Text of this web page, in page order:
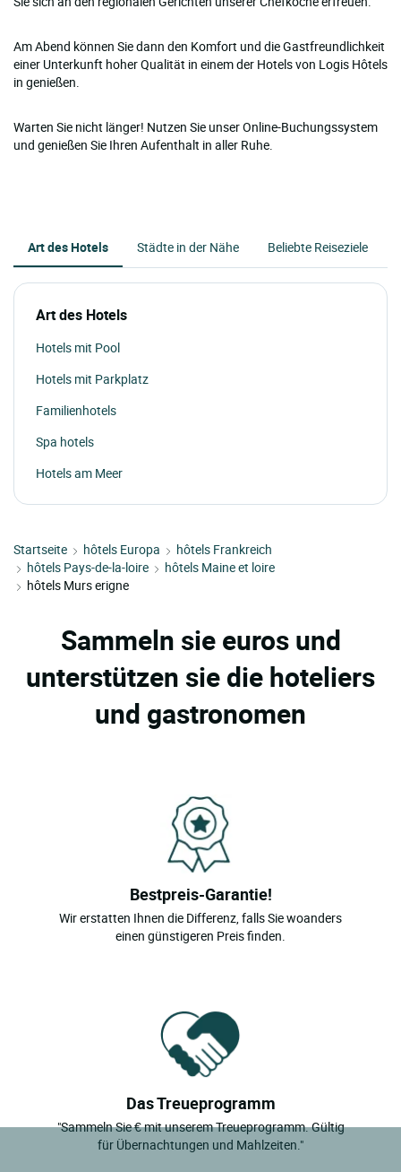
Am Abend können Sie dann den Komfort und die Gastfreundlichkeit
einer Unterkunft hoher Qualität in einem der Hotels von Logis Hôtels
in genießen.
Warten Sie nicht länger! Nutzen Sie unser Online-Buchungssystem
und genießen Sie Ihren Aufenthalt in aller Ruhe.
Art des Hotels Städte in der Nähe Beliebte Reiseziele
Art des Hotels
Hotels mit Pool
Hotels mit Parkplatz
Familienhotels
Spa hotels
Hotels am Meer
Startseite hôtels Europa
hôtels Frankreich
hôtels Pays-de-la-loire
hôtels Maine et loire
hôtels Murs erigne
Sammeln sie euros und
unterstützen sie die hoteliers
und gastronomen
Bestpreis-Garantie!
Wir erstatten Ihnen die Differenz, falls Sie woanders
einen günstigeren Preis finden.
Das Treueprogramm
"Sammeln Sie € mit unserem Treueprogramm. Gültig
für Übernachtungen und Mahlzeiten."